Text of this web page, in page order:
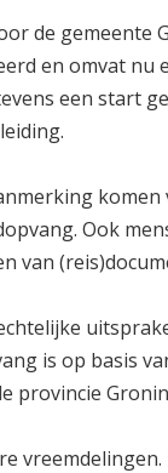
de gemeente
en omvat nu
een start
Ook
van
is op basis
provincie